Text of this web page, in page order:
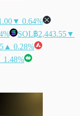
▼ 0.64%
SOL฿2,443.55▼
▲ 0.28%
1.48%